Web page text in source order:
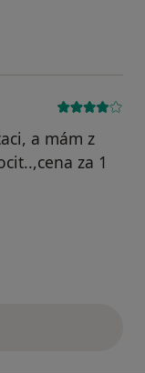
účet byl odstraněn
a mám z
za 1
názory